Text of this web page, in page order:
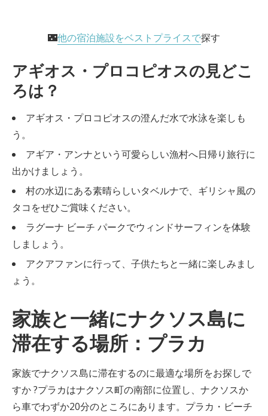
🌃他の宿泊施設をベストプライスで探す
アギオス・プロコピオスの見どこ
ろは？
アギオス・プロコピオスの澄んだ水で水泳を楽しも
う。
アギア・アンナという可愛らしい漁村へ日帰り旅行に
出かけましょう。
村の水辺にある素晴らしいタベルナで、ギリシャ風の
タコをぜひご賞味ください。
ラグーナ ビーチ パークでウィンドサーフィンを体験
しましょう。
アクアファンに行って、子供たちと一緒に楽しみまし
ょう。
家族と一緒にナクソス島に
滞在する場所：プラカ
家族でナクソス島に滞在するのに最適な場所をお探しで
すか ?プラカはナクソス町の南部に位置し、ナクソスか
ら車でわずか20分のところにあります。プラカ・ビーチ